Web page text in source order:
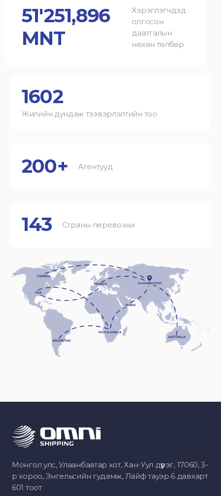
51'251,896
MNT
Хэрэглэгчдэд
олгосон
даатгалын
нөхөн төлбөр
1602
Жилийн дундаж тээвэрлэлтийн тоо
200+ Агентууд
143 Страны перевозки
Монгол улс, Улаанбаатар хот, Хан-Уул дүүрэг, 17060, 3-
р хороо, Энгельсийн гудамж, Лайф тауэр 6 давхарт
601 тоот